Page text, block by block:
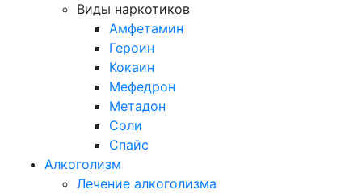
Виды наркотиков
Амфетамин
Героин
Кокаин
Мефедрон
Метадон
Соли
Спайс
Алкоголизм
Лечение алкоголизма